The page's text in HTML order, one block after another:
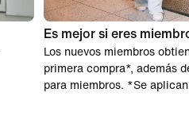
Es mejor si eres
Los nuevos miembros
primera compra*, además
para miembros. *Se